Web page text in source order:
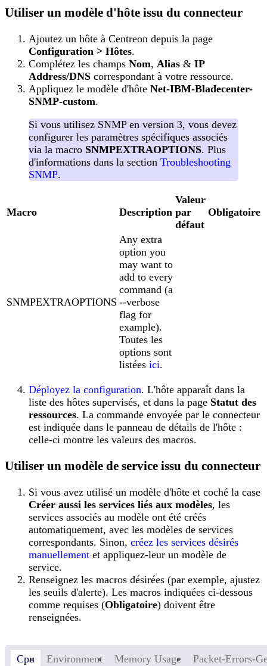
Utiliser un modèle d'hôte issu du connecteur
Ajoutez un hôte à Centreon depuis la page
Configuration > Hôtes.
Complétez les champs Nom, Alias & IP
Address/DNS correspondant à votre ressource.
Appliquez le modèle d'hôte Net-IBM-Bladecenter-
SNMP-custom.
Si vous utilisez SNMP en version 3, vous devez
configurer les paramètres spécifiques associés
via la macro SNMPEXTRAOPTIONS. Plus
d'informations dans la section Troubleshooting
SNMP.
Macro Description
Valeur
par
défaut
Obligatoire
SNMPEXTRAOPTIONS
Any extra
option you
may want to
add to every
command (a
--verbose
flag for
example).
Toutes les
options sont
listées ici.
Déployez la configuration. L'hôte apparaît dans la
liste des hôtes supervisés, et dans la page Statut des
ressources. La commande envoyée par le connecteur
est indiquée dans le panneau de détails de l'hôte :
celle-ci montre les valeurs des macros.
Utiliser un modèle de service issu du connecteur
Si vous avez utilisé un modèle d'hôte et coché la case
Créer aussi les services liés aux modèles, les
services associés au modèle ont été créés
automatiquement, avec les modèles de services
correspondants. Sinon, créez les services désirés
manuellement et appliquez-leur un modèle de
service.
Renseignez les macros désirées (par exemple, ajustez
les seuils d'alerte). Les macros indiquées ci-dessous
comme requises (Obligatoire) doivent être
renseignées.
Cpu Environment Memory Usage Packet-Errors-